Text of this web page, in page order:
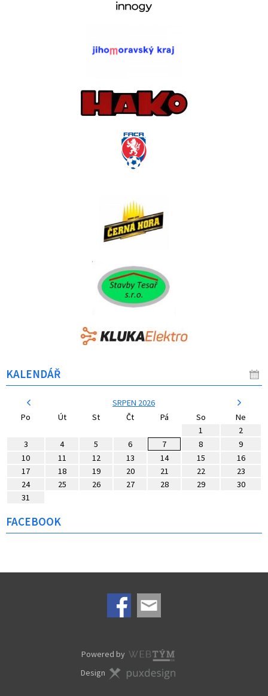
KALENDÁŘ
SRPEN 2026
Po
Út St Čt Pá So
Ne
1
2
3
4 5 6 7 8
9
10
11 12 13 14 15
16
17
18 19 20 21 22
23
24
25 26 27 28 29
30
31
FACEBOOK
Powered by
Design